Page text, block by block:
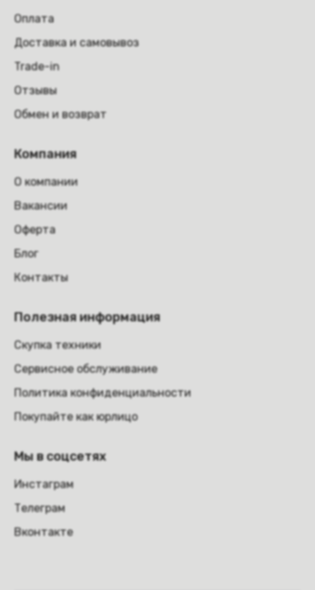
Оплата
Доставка и самовывоз
Trade-in
Отзывы
Обмен и возврат
Компания
О компании
Вакансии
Оферта
Блог
Контакты
Полезная информация
Скупка техники
Сервисное обслуживание
Политика конфиденциальности
Покупайте как юрлицо
Мы в соцсетях
Инстаграм
Телеграм
Вконтакте